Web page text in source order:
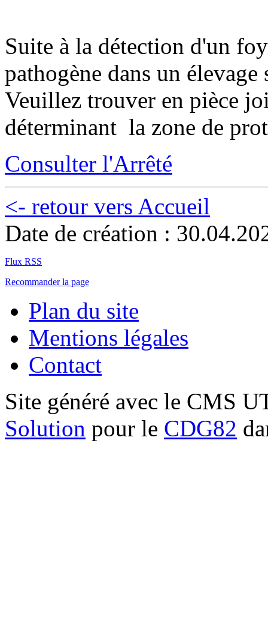
Suite à la détection d'un
pathogène dans un
Veuillez trouver en pièce
déterminant la zone de
Consulter l'Arrêté
<- retour vers Accueil
Date de création :
Flux RSS
Recommander la page
Plan du site
Mentions légales
Contact
Site généré avec le CMS
Solution pour le CDG82